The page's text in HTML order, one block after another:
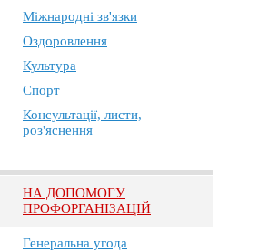
Міжнародні зв'язки
Оздоровлення
Культура
Спорт
Консультації, листи,
роз'яснення
НА ДОПОМОГУ
ПРОФОРГАНІЗАЦІЙ
Генеральна угода